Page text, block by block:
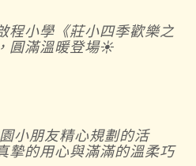
程小學《莊小四季歡樂之
圓滿溫暖登場☀️
小朋友精心規劃的活
摯的用心與滿滿的溫柔巧